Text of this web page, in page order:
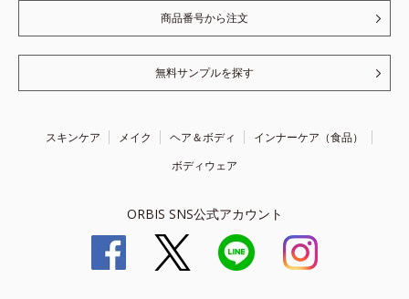
商品番号から注文
無料サンプルを探す
スキンケア メイク ヘア＆ボディ
インナーケア（食品）
ボディウェア
ORBIS SNS公式アカウント